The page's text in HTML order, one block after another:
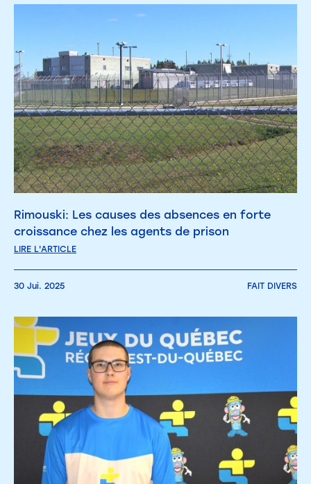
Rimouski: Les causes des absences en forte
croissance chez les agents de prison
LIRE L'ARTICLE
30 Jui. 2025 FAIT DIVERS